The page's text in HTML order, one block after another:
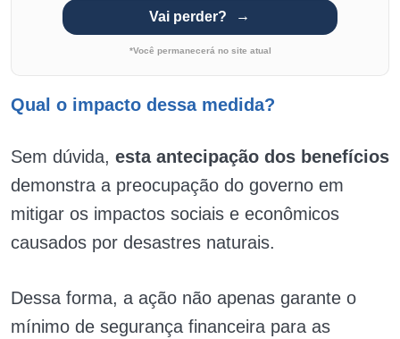
Vai perder?
*Você permanecerá no site atual
Qual o impacto dessa medida?
Sem dúvida, esta antecipação dos benefícios
demonstra a preocupação do governo em
mitigar os impactos sociais e econômicos
causados por desastres naturais.
Dessa forma, a ação não apenas garante o
mínimo de segurança financeira para as